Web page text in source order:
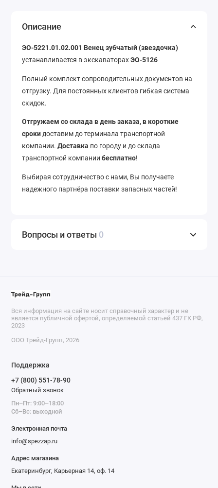
Описание
ЭО-5221.01.02.001 Венец зубчатый (звездочка)
устанавливается в экскаваторахЭО-5126
Полный комплект сопроводительных документов на
отгрузку. Для постоянных клиентов гибкая система
скидок.
Отгружаем со склада в день заказа, в короткие
срокидоставим до терминала транспортной
компании. Доставка по городу и до склада
транспортной компании бесплатно!
Выбирая сотрудничество с нами, Вы получаете
надежного партнёра поставки запасных частей!
Вопросы и ответы 0
Вся информация на сайте носит справочный характер и не
является публичной офертой, определяемой статьей 437 ГК РФ,
2023
ООО Трейд-Групп, 2026
Поддержка
+7 (800) 551-78-90
Обратный звонок
Пн–Пт: 9:00–18:00
Сб–Вс: выходной
Электронная почта
info@spezzap.ru
Адрес магазина
Екатеринбург, Карьерная 14, оф. 14